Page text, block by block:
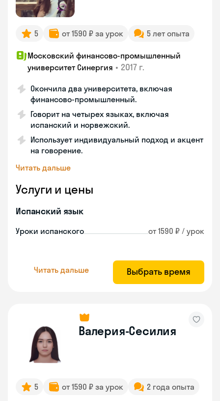
5 от 1590 ₽ за урок 5 лет опыта
Московский финансово-промышленный
университет Синергия • 2017 г.
Окончила два университета, включая
финансово-промышленный.
Говорит на четырех языках, включая
испанский и норвежский.
Использует индивидуальный подход и акцент
на говорение.
Читать дальше
Услуги и цены
Испанский язык
Уроки испанского от 1590 ₽ / урок
Читать дальше Выбрать время
Валерия-Сесилия
5 от 1590 ₽ за урок 2 года опыта